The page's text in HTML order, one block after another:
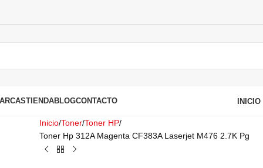
TIENDABLOGCONTACTO INICIO
Inicio Toner Toner HP
Toner Hp 312A Magenta CF383A Laserjet M476 2.7K Pg